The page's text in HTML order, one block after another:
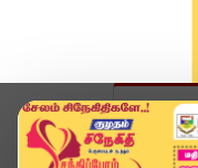
முகப்பு